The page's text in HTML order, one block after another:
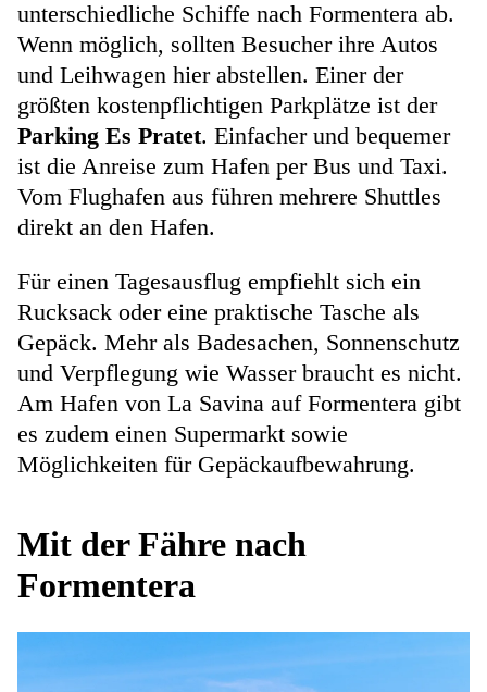
unterschiedliche Schiffe nach Formentera ab.
Wenn möglich, sollten Besucher ihre Autos
und Leihwagen hier abstellen. Einer der
größten kostenpflichtigen Parkplätze ist der
Parking Es Pratet. Einfacher und bequemer
ist die Anreise zum Hafen per Bus und Taxi.
Vom Flughafen aus führen mehrere Shuttles
direkt an den Hafen.
Für einen Tagesausflug empfiehlt sich ein
Rucksack oder eine praktische Tasche als
Gepäck. Mehr als Badesachen, Sonnenschutz
und Verpflegung wie Wasser braucht es nicht.
Am Hafen von La Savina auf Formentera gibt
es zudem einen Supermarkt sowie
Möglichkeiten für Gepäckaufbewahrung.
Mit der Fähre nach
Formentera